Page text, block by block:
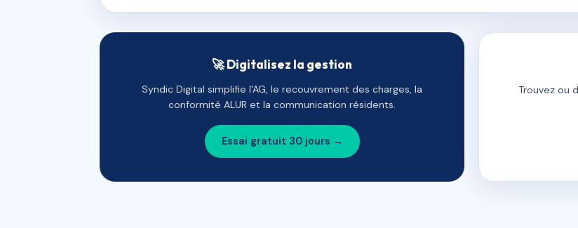
🚀 Digitalisez la gestion
Syndic Digital simplifie l'AG, le recouvrement des charges, la
conformité ALUR et la communication résidents.
Essai gratuit 30 jours →
Trouvez ou